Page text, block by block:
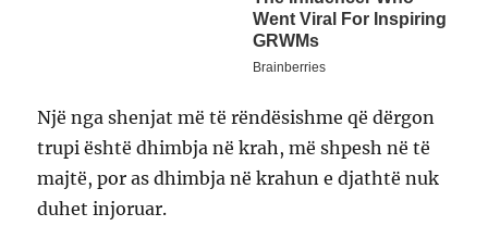
Një nga shenjat më të rëndësishme që dërgon
trupi është dhimbja në krah, më shpesh në të
majtë, por as dhimbja në krahun e djathtë nuk
duhet injoruar.